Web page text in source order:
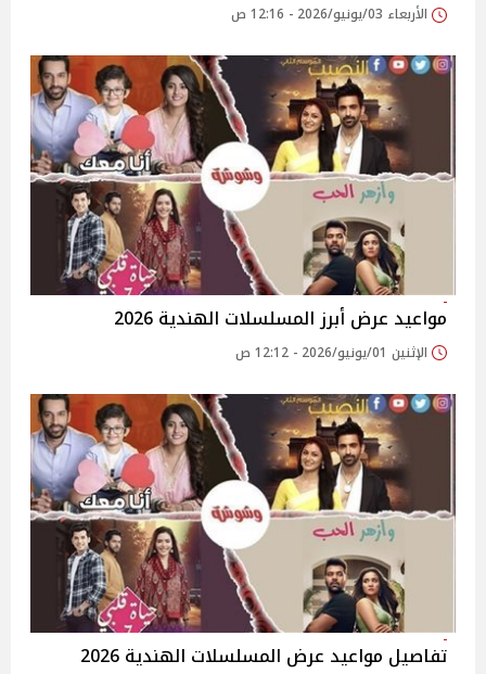
الأربعاء 03/يونيو/2026 - 12:16 ص
مواعيد عرض أبرز المسلسلات الهندية 2026
الإثنين 01/يونيو/2026 - 12:12 ص
تفاصيل مواعيد عرض المسلسلات الهندية 2026